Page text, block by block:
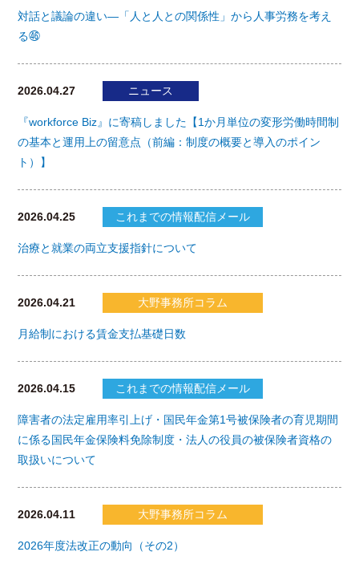
対話と議論の違い―「人と人との関係性」から人事労務を考え
る㊻
2026.04.27 ニュース
『workforce Biz』に寄稿しました【1か月単位の変形労働時間制
の基本と運用上の留意点（前編：制度の概要と導入のポイン
ト）】
2026.04.25 これまでの情報配信メール
治療と就業の両立支援指針について
2026.04.21 大野事務所コラム
月給制における賃金支払基礎日数
2026.04.15 これまでの情報配信メール
障害者の法定雇用率引上げ・国民年金第1号被保険者の育児期間
に係る国民年金保険料免除制度・法人の役員の被保険者資格の
取扱いについて
2026.04.11 大野事務所コラム
2026年度法改正の動向（その2）